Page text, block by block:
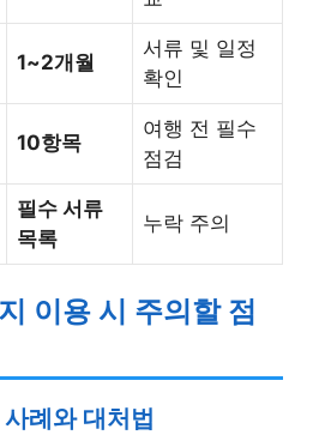
1~2개월
서류 및 일정
확인
10항목
여행 전 필수
점검
필수 서류
목록
누락 주의
이용 시 주의할 점
례와 대처법